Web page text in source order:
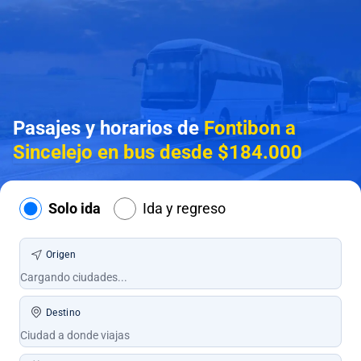
Pasajes y horarios deFontibon a
Sincelejo en bus desde $184.000
Solo ida Ida y regreso
Origen
Destino